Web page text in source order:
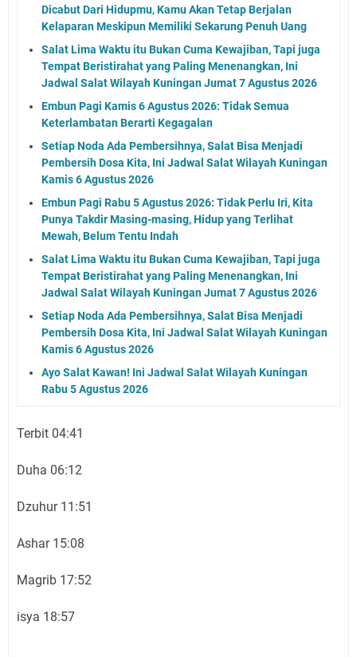
Dicabut Dari Hidupmu, Kamu Akan Tetap Berjalan
Kelaparan Meskipun Memiliki Sekarung Penuh Uang
Salat Lima Waktu itu Bukan Cuma Kewajiban, Tapi juga
Tempat Beristirahat yang Paling Menenangkan, Ini
Jadwal Salat Wilayah Kuningan Jumat 7 Agustus 2026
Embun Pagi Kamis 6 Agustus 2026: Tidak Semua
Keterlambatan Berarti Kegagalan
Setiap Noda Ada Pembersihnya, Salat Bisa Menjadi
Pembersih Dosa Kita, Ini Jadwal Salat Wilayah Kuningan
Kamis 6 Agustus 2026
Embun Pagi Rabu 5 Agustus 2026: Tidak Perlu Iri, Kita
Punya Takdir Masing-masing, Hidup yang Terlihat
Mewah, Belum Tentu Indah
Salat Lima Waktu itu Bukan Cuma Kewajiban, Tapi juga
Tempat Beristirahat yang Paling Menenangkan, Ini
Jadwal Salat Wilayah Kuningan Jumat 7 Agustus 2026
Setiap Noda Ada Pembersihnya, Salat Bisa Menjadi
Pembersih Dosa Kita, Ini Jadwal Salat Wilayah Kuningan
Kamis 6 Agustus 2026
Ayo Salat Kawan! Ini Jadwal Salat Wilayah Kuningan
Rabu 5 Agustus 2026
Terbit 04:41
Duha 06:12
Dzuhur 11:51
Ashar 15:08
Magrib 17:52
isya 18:57